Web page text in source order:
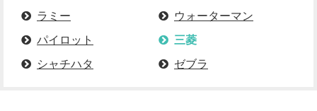
ラミー
ウォーターマン
パイロット
三菱
シャチハタ
ゼブラ